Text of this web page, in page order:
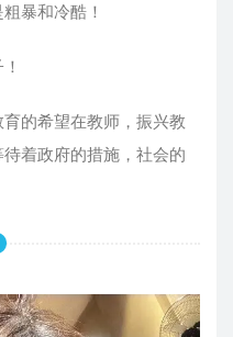
暴和冷酷！
的希望在教师，振兴教
着政府的措施，社会的